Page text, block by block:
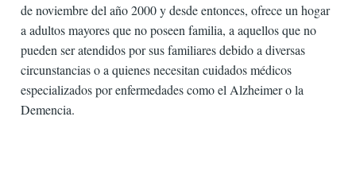
de noviembre del año 2000 y desde entonces, ofrece un hogar
a adultos mayores que no poseen familia, a aquellos que no
pueden ser atendidos por sus familiares debido a diversas
circunstancias o a quienes necesitan cuidados médicos
especializados por enfermedades como el Alzheimer o la
Demencia.